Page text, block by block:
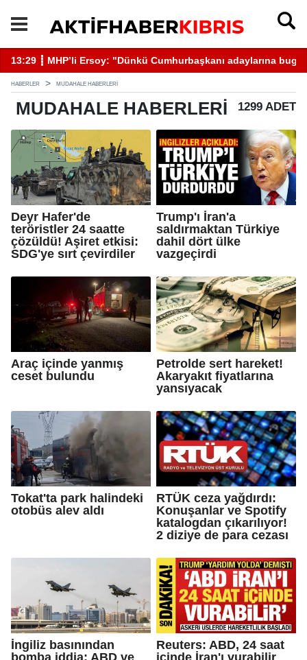
13:29 ┋ MHP’li Ersoy: "Dünkü Cumhurbaşkanı adaylarına
HABERLER MUDAHALE HABERLERI
MUDAHALE HABERLERI 1299 ADET
Deyr Hafer'de
teröristler 24 saatte
çözüldü! Aşiret etkisi:
SDG'ye sırt çevirdiler
Trump'ı İran'a
saldırmaktan Türkiye
dahil dört ülke
vazgeçirdi
Araç içinde yanmış
ceset bulundu
Petrolde sert hareket!
Akaryakıt fiyatlarına
yansıyacak
Tokat'ta park halindeki
otobüs alev aldı
RTÜK ceza yağdırdı:
Konuşanlar ve Spotify
katalogdan çıkarılıyor!
2 diziye de para cezası
İngiliz basınından
bomba iddia: ABD ve
Reuters: ABD, 24 saat
içinde İran'ı vurabilir